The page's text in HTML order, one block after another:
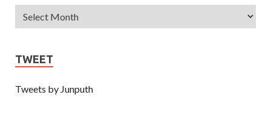
TWEET
Tweets by Junputh